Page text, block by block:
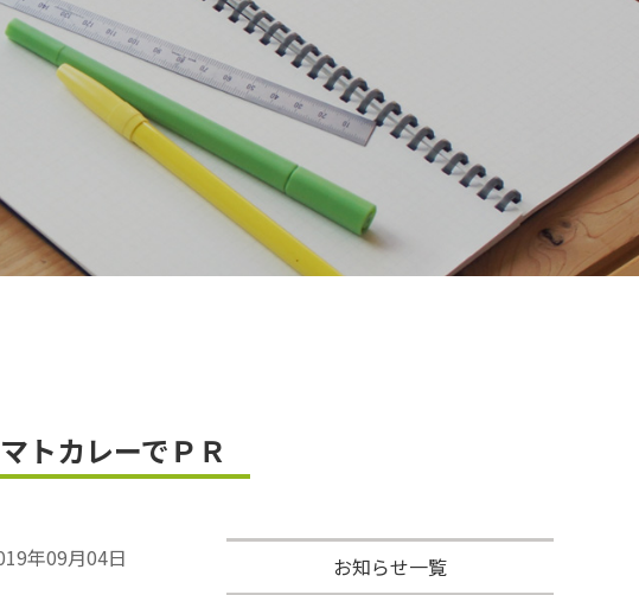
オフィシャルSNSのご紹介
広島の酒米
特別栽培米ガイドライン
お米の宅配便
【お米の通販はこちらから】
ひろしま米はひろしま愛プロジェクト
鶏卵
HACCP取組状況
青果市場カレンダー
みのりみのるプロジェクト
ＪＡグリーン店舗
中古農機マッチングシステムRe:Boonリブーン
ＪＡクミアイプロパン
トカレーでＰＲ
年09月04日
お知らせ一覧